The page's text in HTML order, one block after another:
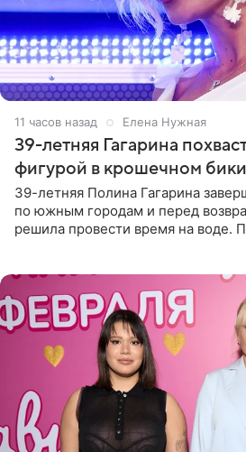
11 часов назад Елена Нужная
39-летняя Гагарина
фигурой в крошечном
39-летняя Полина Гагарина
по южным городам и перед
решила провести время на воде.